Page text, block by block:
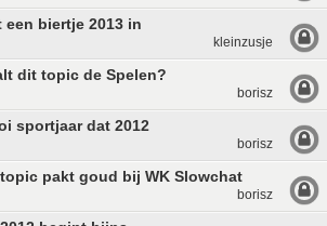
een biertje 2013 in
kleinzusje
dit topic de Spelen?
borisz
sportjaar dat 2012
borisz
pakt goud bij WK Slowchat
borisz